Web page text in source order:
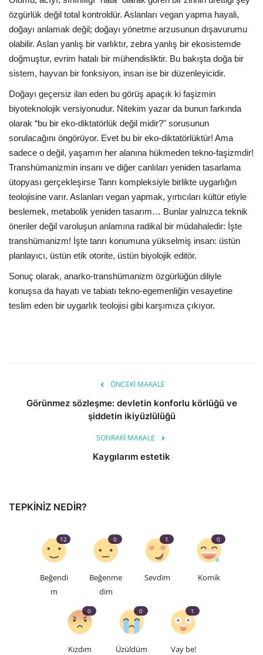
özgürlük değil total kontroldür. Aslanları vegan yapma hayali,
doğayı anlamak değil; doğayı yönetme arzusunun dışavurumu
olabilir. Aslan yanlış bir varlıktır, zebra yanlış bir ekosistemde
doğmuştur, evrim hatalı bir mühendisliktir. Bu bakışta doğa bir
sistem, hayvan bir fonksiyon, insan ise bir düzenleyicidir.
Doğayı geçersiz ilan eden bu görüş apaçık ki faşizmin
biyoteknolojik versiyonudur. Nitekim yazar da bunun farkında
olarak “bu bir eko-diktatörlük değil midir?" sorusunun
sorulacağını öngörüyor. Evet bu bir eko-diktatörlüktür! Ama
sadece o değil, yaşamın her alanına hükmeden tekno-faşizmdir!
Transhümanizmin insanı ve diğer canlıları yeniden tasarlama
ütopyası gerçekleşirse Tanrı kompleksiyle birlikte uygarlığın
teolojisine varır. Aslanları vegan yapmak, yırtıcıları kültür etiyle
beslemek, metabolik yeniden tasarım… Bunlar yalnızca teknik
öneriler değil varoluşun anlamına radikal bir müdahaledir: İşte
transhümanizm! İşte tanrı konumuna yükselmiş insan: üstün
planlayıcı, üstün etik otorite, üstün biyolojik editör.
Sonuç olarak, anarko-transhümanizm özgürlüğün diliyle
konuşsa da hayatı ve tabiatı tekno-egemenliğin vesayetine
teslim eden bir uygarlık teolojisi gibi karşımıza çıkıyor.
ÖNCEKI MAKALE
Görünmez sözleşme: devletin konforlu körlüğü ve
şiddetin ikiyüzlülüğü
SONRAKI MAKALE
Kaygılarım estetik
TEPKINIZ NEDIR?
Beğendi
m
12
Beğenme
dim
0
Sevdim
1
Komik
0
Kızdım
0
Üzüldüm
0
Vay be!
1